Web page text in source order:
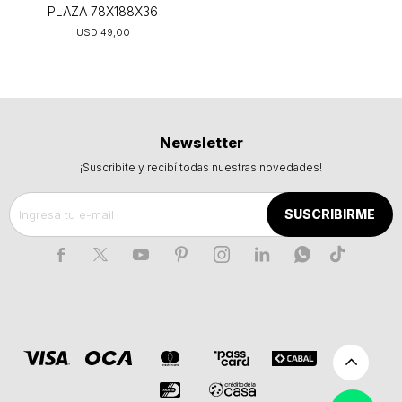
PLAZA 78X188X36
USD 49,00
Newsletter
¡Suscribite y recibí todas nuestras novedades!
SUSCRIBIRME
      